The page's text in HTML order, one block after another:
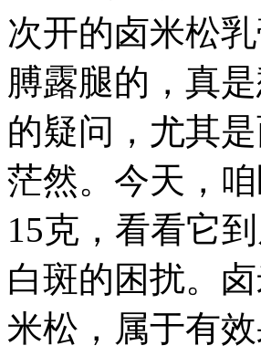
次开的卤米松
膊露腿的，真
的疑问，尤其
茫然。今天，
15克，看看它
白斑的困扰。
米松，属于有